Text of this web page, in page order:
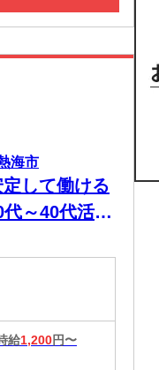
海市
して働ける
～40代活躍
給1,200円〜